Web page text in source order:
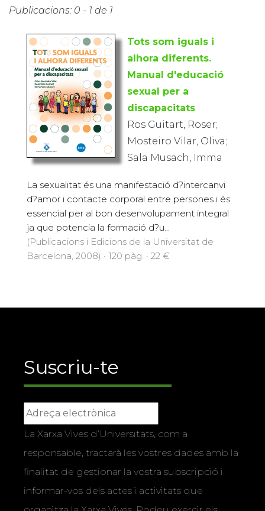
Publicacions: 0 - 1 de 1
Tots som iguals i
alhora diferents.
Manual d'educació
sexual per a
discapacitats
Ros Guitart, Roser;
Mosteiro Vilar, Oliva;
Sala Musach, Imma
La sexualitat és una manifestació d?intercanvi
d?amor i contacte corporal entre persones i és
essencial per al bon desenvolupament integral
ja que potencia la formació d?u...
(Publicacions i Edicions de la Universitat de
Barcelona, 2008) · 120 pàg. · 22 €
Suscriu-te
La Xarxa Vives d’Universitats, com a
responsable, tractarà les vostres dades amb la
finalitat de gestionar la vostra subscripció i
informar-vos dels actes i activitats que